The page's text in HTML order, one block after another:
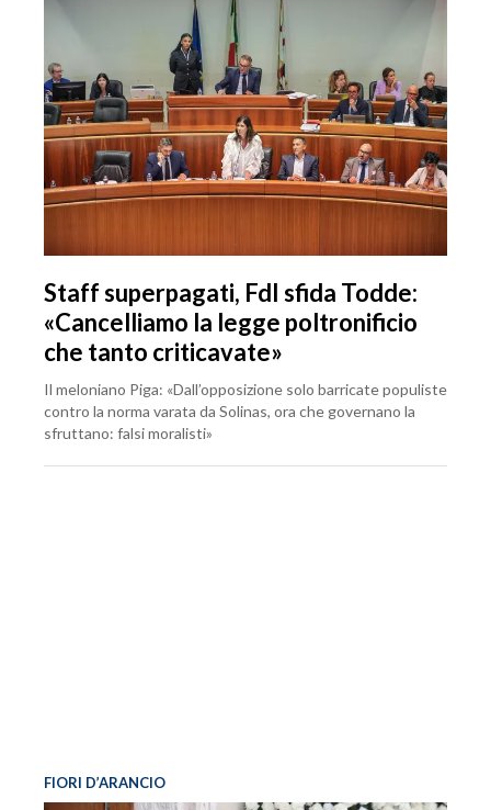
Staff superpagati, FdI sfida Todde:
«Cancelliamo la legge poltronificio
che tanto criticavate»
Il meloniano Piga: «Dall’opposizione solo barricate populiste
contro la norma varata da Solinas, ora che governano la
sfruttano: falsi moralisti»
FIORI D’ARANCIO